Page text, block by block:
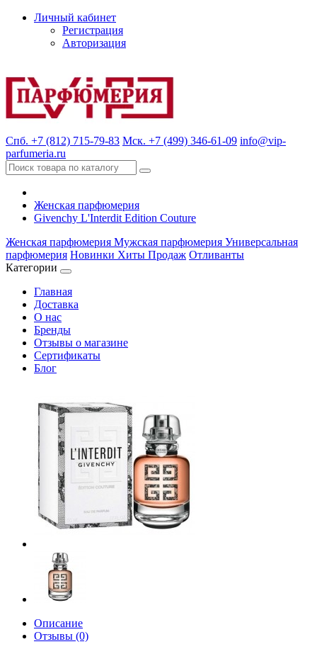
Личный кабинет
Регистрация
Авторизация
Спб. +7 (812) 715-79-83 Мск. +7 (499) 346-61-09 info@vip-
parfumeria.ru
Женская парфюмерия
Givenchy L'Interdit Edition Couture
Женская парфюмерия Мужская парфюмерия Универсальная
парфюмерия Новинки Хиты Продаж Отливанты
Категории
Главная
Доставка
О нас
Бренды
Отзывы о магазине
Сертификаты
Блог
Описание
Отзывы (0)